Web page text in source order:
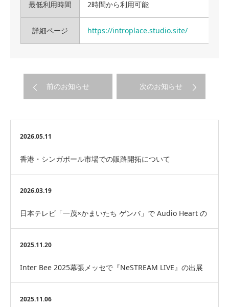
最低利用時間 2時間から利用可能
詳細ページ https://introplace.studio.site/
前のお知らせ 次のお知らせ
2026.05.11
香港・シンガポール市場での販路開拓について
2026.03.19
日本テレビ「一茂×かまいたち ゲンバ」で Audio Heart の
スピーカーが紹介予定です
2025.11.20
Inter Bee 2025幕張メッセで『NeSTREAM LIVE』の出展
にVRS-1を使用して頂…
2025.11.06